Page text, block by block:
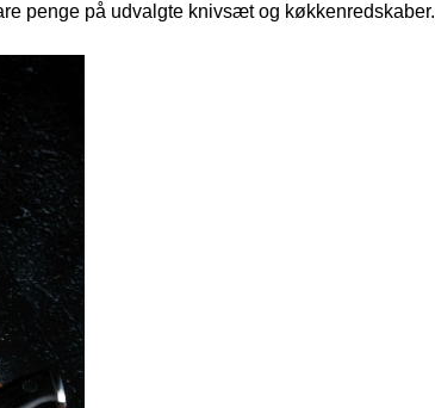
penge på udvalgte knivsæt og køkkenredskaber.